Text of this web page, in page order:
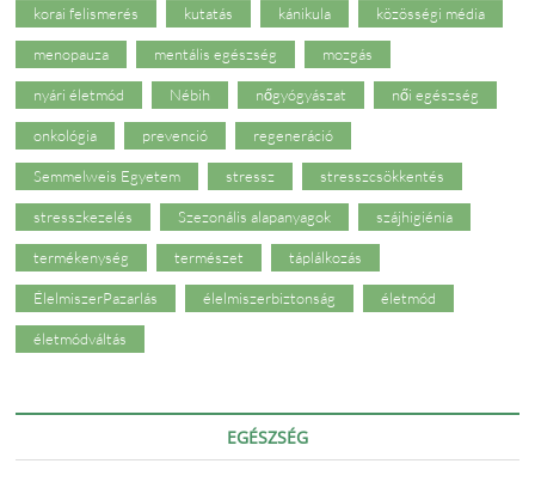
korai felismerés kutatás kánikula közösségi média
menopauza mentális egészség mozgás
nyári életmód Nébih nőgyógyászat női egészség
onkológia prevenció regeneráció
Semmelweis Egyetem stressz stresszcsökkentés
stresszkezelés Szezonális alapanyagok szájhigiénia
termékenység természet táplálkozás
ÉlelmiszerPazarlás élelmiszerbiztonság életmód
életmódváltás
EGÉSZSÉG